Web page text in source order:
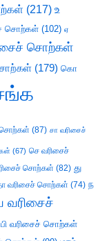
(217) உ
சொற்கள் (102) ஏ
சொற்கள்
(179) கொ
சொற்கள் (87) சா வரிசைச்
(67) செ வரிசைச்
சொற்கள் (82) து
வரிசைச் சொற்கள் (74) ந
வரிசைச்
பி வரிசைச் சொற்கள்